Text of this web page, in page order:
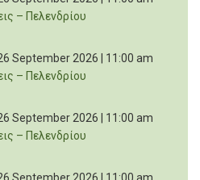
– Πελενδρίου
September 2026 | 11:00 am
– Πελενδρίου
September 2026 | 11:00 am
– Πελενδρίου